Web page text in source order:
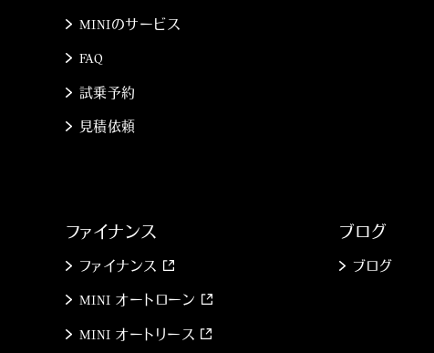
MINIのサービス
FAQ
試乗予約
見積依頼
ファイナンス
ファイナンス
MINI オートローン
MINI オートリース
ブログ
ブログ